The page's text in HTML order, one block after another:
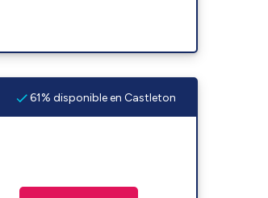
61% disponible en Castleton